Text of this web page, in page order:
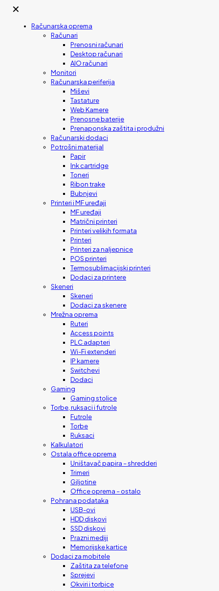
✕
Računarska oprema
Računari
Prenosni računari
Desktop računari
AIO računari
Monitori
Računarska periferija
Miševi
Tastature
Web Kamere
Prenosne baterije
Prenaponska zaštita i produžni
Računarski dodaci
Potrošni materijal
Papir
Ink cartridge
Toneri
Ribon trake
Bubnjevi
Printeri i MF uređaji
MF uređaji
Matrični printeri
Printeri velikih formata
Printeri
Printeri za naljepnice
POS printeri
Termosublimacijski printeri
Dodaci za printere
Skeneri
Skeneri
Dodaci za skenere
Mrežna oprema
Ruteri
Access points
PLC adapteri
Wi-Fi extenderi
IP kamere
Switchevi
Dodaci
Gaming
Gaming stolice
Torbe, ruksaci i futrole
Futrole
Torbe
Ruksaci
Kalkulatori
Ostala office oprema
Uništavač papira – shredderi
Trimeri
Giljotine
Office oprema – ostalo
Pohrana podataka
USB-ovi
HDD diskovi
SSD diskovi
Prazni mediji
Memorijske kartice
Dodaci za mobitele
Zaštita za telefone
Sprejevi
Okviri i torbice